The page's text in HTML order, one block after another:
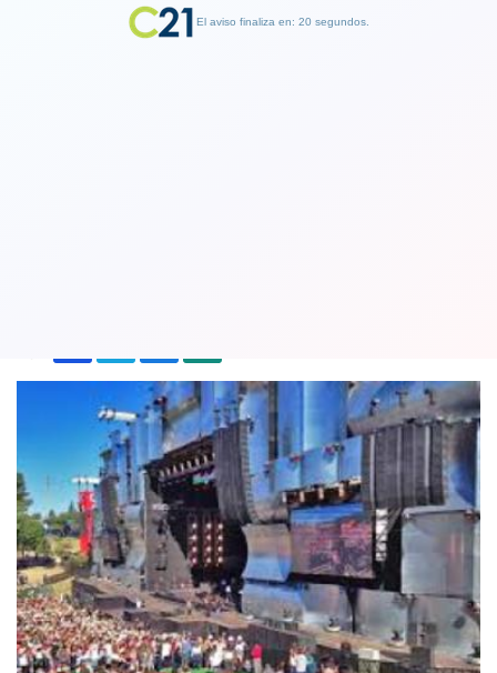
El aviso finaliza en: 19 segundos.